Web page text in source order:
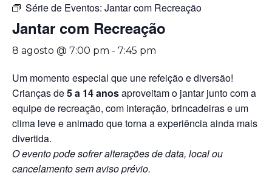
Série de Eventos: Jantar com Recreação
Jantar com Recreação
8 agosto @ 7:00 pm - 7:45 pm
Um momento especial que une refeição e diversão!
Crianças de5 a 14 anosaproveitam o jantar junto com a
equipe de recreação, com interação, brincadeiras e um
clima leve e animado que torna a experiência ainda mais
divertida.
O evento pode sofrer alterações de data, local ou
cancelamento sem aviso prévio.